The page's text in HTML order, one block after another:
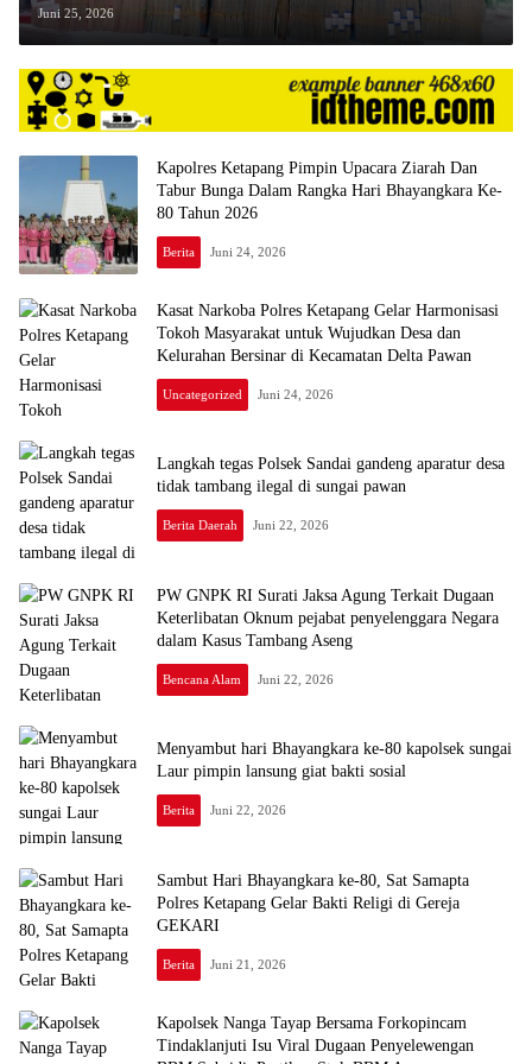
hingga uang 3,8 Miliar
Juni 25, 2026
Kapolres Ketapang Pimpin Upacara Ziarah Dan
Tabur Bunga Dalam Rangka Hari Bhayangkara Ke-
80 Tahun 2026
Berita Juni 24, 2026
Kasat Narkoba Polres Ketapang Gelar Harmonisasi
Tokoh Masyarakat untuk Wujudkan Desa dan
Kelurahan Bersinar di Kecamatan Delta Pawan
Uncategorized Juni 24, 2026
Langkah tegas Polsek Sandai gandeng aparatur desa
tidak tambang ilegal di sungai pawan
Berita Daerah Juni 22, 2026
PW GNPK RI Surati Jaksa Agung Terkait Dugaan
Keterlibatan Oknum pejabat penyelenggara Negara
dalam Kasus Tambang Aseng
Bencana Alam Juni 22, 2026
Menyambut hari Bhayangkara ke-80 kapolsek sungai
Laur pimpin lansung giat bakti sosial
Berita Juni 22, 2026
Sambut Hari Bhayangkara ke-80, Sat Samapta
Polres Ketapang Gelar Bakti Religi di Gereja
GEKARI
Berita Juni 21, 2026
Kapolsek Nanga Tayap Bersama Forkopincam
Tindaklanjuti Isu Viral Dugaan Penyelewengan